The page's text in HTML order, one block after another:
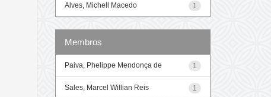
1
Alves, Michell Macedo
Membros
1
Paiva, Phelippe Mendonça de
1
Sales, Marcel Willian Reis